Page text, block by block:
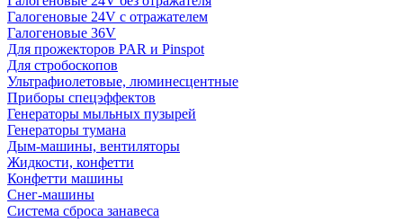
Галогеновые 24V с отражателем
Галогеновые 36V
Для прожекторов PAR и Pinspot
Для стробоскопов
Ультрафиолетовые, люминесцентные
Приборы спецэффектов
Генераторы мыльных пузырей
Генераторы тумана
Дым-машины, вентиляторы
Жидкости, конфетти
Конфетти машины
Снег-машины
Система сброса занавеса